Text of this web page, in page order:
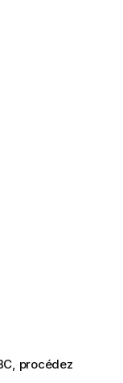
, procédez